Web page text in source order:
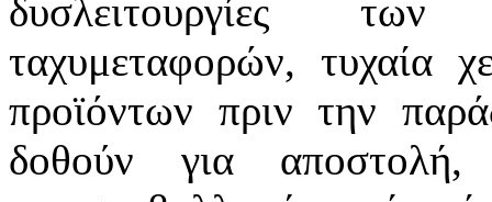
δυσλειτουργίες των
ταχυμεταφορών, τυχαία
προϊόντων πριν την
δοθούν για αποστολή,